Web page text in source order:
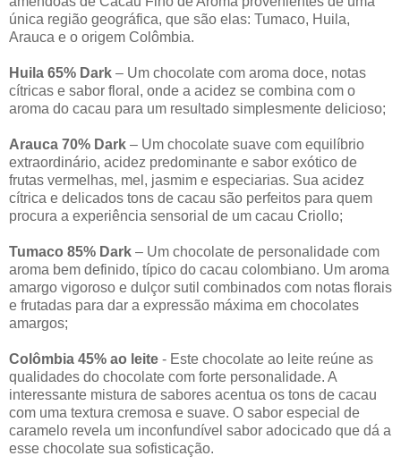
única região geográfica, que são elas: Tumaco, Huila,
Arauca e o origem Colômbia.
Huila 65% Dark – Um chocolate com aroma doce, notas
cítricas e sabor floral, onde a acidez se combina com o
aroma do cacau para um resultado simplesmente delicioso;
Arauca 70% Dark – Um chocolate suave com equilíbrio
extraordinário, acidez predominante e sabor exótico de
frutas vermelhas, mel, jasmim e especiarias. Sua acidez
cítrica e delicados tons de cacau são perfeitos para quem
procura a experiência sensorial de um cacau Criollo;
Tumaco 85% Dark – Um chocolate de personalidade com
aroma bem definido, típico do cacau colombiano. Um aroma
amargo vigoroso e dulçor sutil combinados com notas florais
e frutadas para dar a expressão máxima em chocolates
amargos;
Colômbia 45% ao leite - Este chocolate ao leite reúne as
qualidades do chocolate com forte personalidade. A
interessante mistura de sabores acentua os tons de cacau
com uma textura cremosa e suave. O sabor especial de
caramelo revela um inconfundível sabor adocicado que dá a
esse chocolate sua sofisticação.